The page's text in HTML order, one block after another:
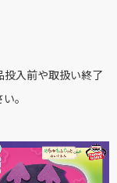
入前や取扱い終了
。